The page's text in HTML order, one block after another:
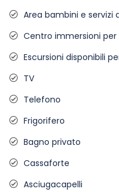
Area bambini e servizi
Centro immersioni
Escursioni disponibili
TV
Telefono
Frigorifero
Bagno privato
Cassaforte
Asciugacapelli